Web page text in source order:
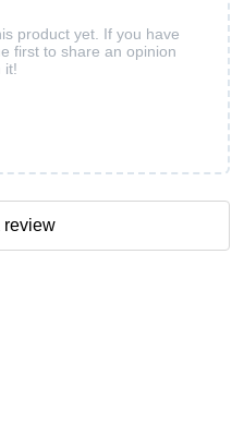
product yet. If you have
first to share an opinion
it!
review